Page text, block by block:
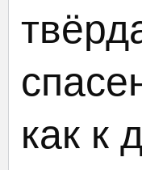
как к